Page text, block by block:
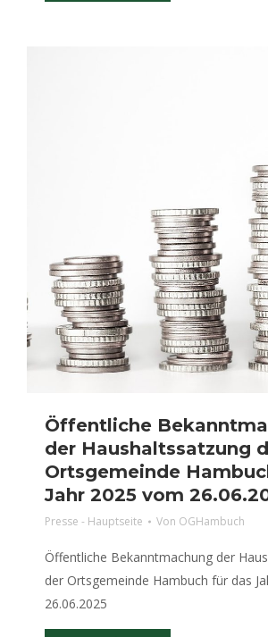
Öffentliche
der Haushaltssatzung
Ortsgemeinde
Jahr 2025 vom
Presse - Hauptseite Von OGHambuch
Öffentliche Bekanntmachung der
der Ortsgemeinde Hambuch für das
26.06.2025